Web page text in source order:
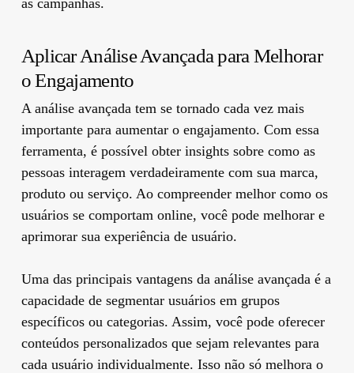
Aplicar Análise Avançada para Melhorar
o Engajamento
A análise avançada tem se tornado cada vez mais
importante para aumentar o engajamento. Com essa
ferramenta, é possível obter insights sobre como as
pessoas interagem verdadeiramente com sua marca,
produto ou serviço. Ao compreender melhor como os
usuários se comportam online, você pode melhorar e
aprimorar sua experiência de usuário.
Uma das principais vantagens da análise avançada é a
capacidade de segmentar usuários em grupos
específicos ou categorias. Assim, você pode oferecer
conteúdos personalizados que sejam relevantes para
cada usuário individualmente. Isso não só melhora o